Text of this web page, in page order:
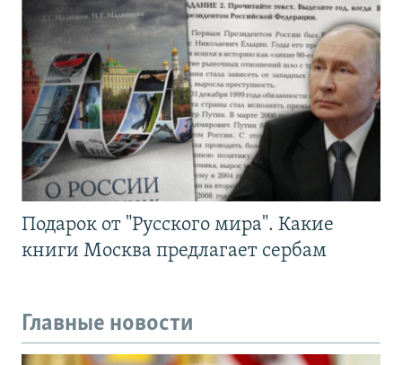
Подарок от "Русского мира". Какие
книги Москва предлагает сербам
Главные новости